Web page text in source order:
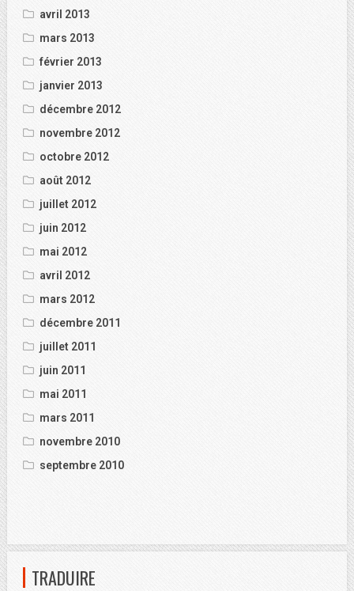
avril 2013
mars 2013
février 2013
janvier 2013
décembre 2012
novembre 2012
octobre 2012
août 2012
juillet 2012
juin 2012
mai 2012
avril 2012
mars 2012
décembre 2011
juillet 2011
juin 2011
mai 2011
mars 2011
novembre 2010
septembre 2010
TRADUIRE